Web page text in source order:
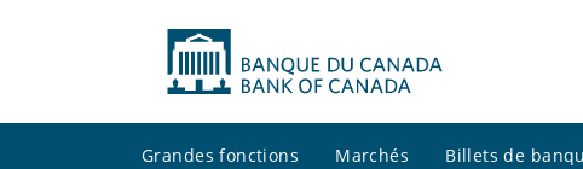
Grandes fonctions Marchés Billets de